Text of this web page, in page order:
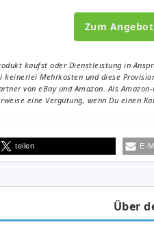
Zum Angebot
kaufst oder Dienstleistung in
keinerlei Mehrkosten und diese
von eBay und Amazon. Als
eine Vergütung, wenn Du einen
teilen E-
Über